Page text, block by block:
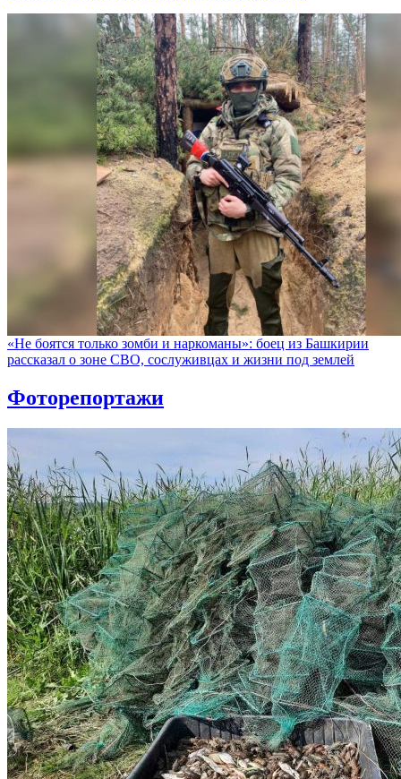
«Не боятся только зомби и наркоманы»: боец из Башкирии
рассказал о зоне СВО, сослуживцах и жизни под землей
Фоторепортажи